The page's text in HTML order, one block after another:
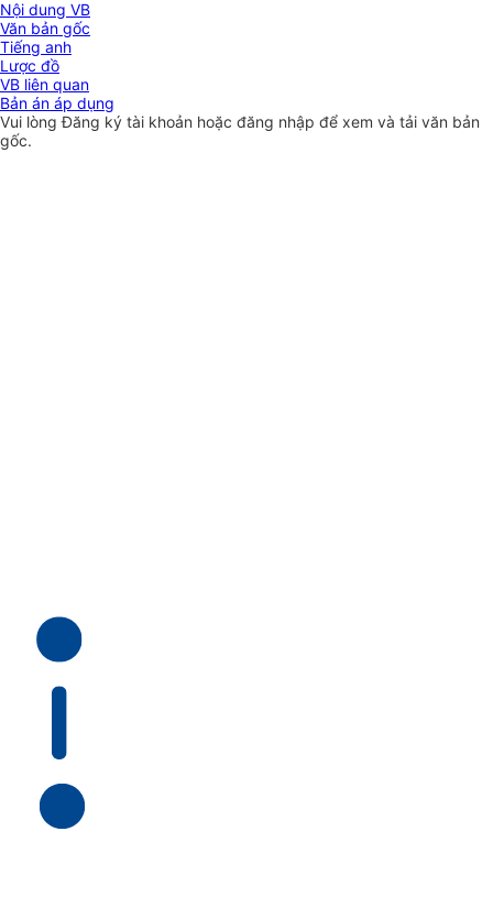
Nội dung VB
Văn bản gốc
Tiếng anh
Lược đồ
VB liên quan
Bản án áp dụng
Vui lòngĐăng ký tài khoản hoặc đăng nhập để xem và tải văn bản
gốc.